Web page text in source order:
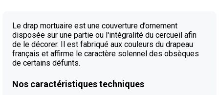
Le drap mortuaire est une couverture d’ornement
disposée sur une partie ou l'intégralité du cercueil afin
de le décorer. Il est fabriqué aux couleurs du drapeau
français et affirme le caractère solennel des obsèques
de certains défunts.
Nos caractéristiques techniques